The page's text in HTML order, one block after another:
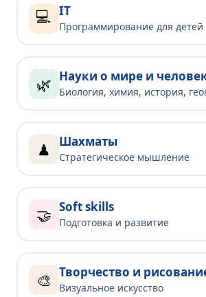
💻 IT
Программирование для детей
🌿 Науки о мире и
Биология, химия, история,
♟ Шахматы
Стратегическое мышление
🤝 Soft skills
Подготовка и развитие
🎨 Творчество и
Визуальное искусство